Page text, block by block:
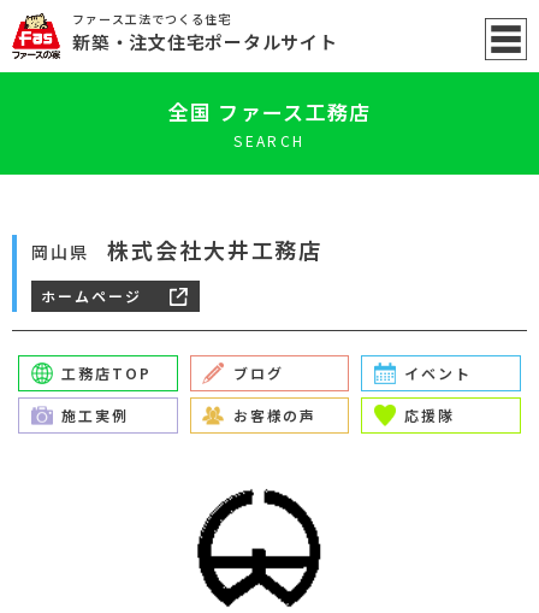
ファース工法でつくる住宅
新築 ・注文住宅ポータルサイト
全国 ファース工務店
SEARCH
岡山県 株式会社大井工務店
ホームページ
工務店TOP ブログ イベント
施工実例 お客様の声 応援隊